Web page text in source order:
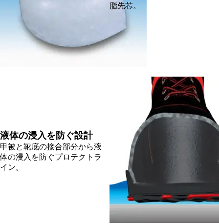
脂先芯。
液体の浸入を防ぐ設計
甲被と靴底の接合部分から液
体の浸入を防ぐプロテクトラ
イン。